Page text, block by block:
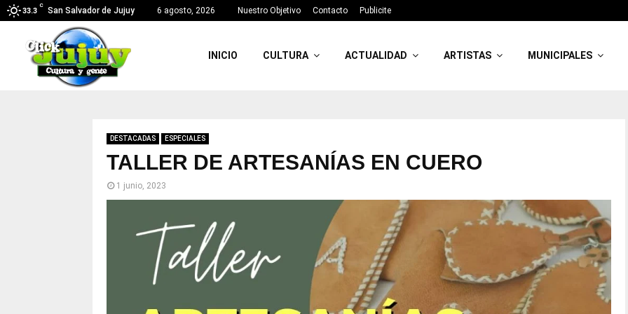
33.3
C
San Salvador de Jujuy 6 agosto, 2026 Nuestro Objetivo Contacto Publicite
INICIO CULTURA ACTUALIDAD ARTISTAS MUNICIPALES
DESTACADAS ESPECIALES
TALLER DE ARTESANÍAS EN CUERO
1 junio, 2023